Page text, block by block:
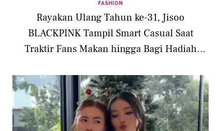
FASHION
Rayakan Ulang Tahun ke-31, Jisoo
BLACKPINK Tampil Smart Casual Saat
Traktir Fans Makan hingga Bagi Hadiah